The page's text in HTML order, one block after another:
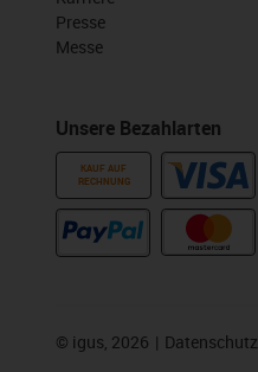
Presse
Messe
Unsere Bezahlarten
KAUF AUF
RECHNUNG
© igus, 2026 Datenschutz